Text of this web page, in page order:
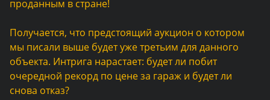
проданным в стране!
Получается, что предстоящий аукцион о котором
мы писали выше будет уже третьим для данного
объекта. Интрига нарастает: будет ли побит
очередной рекорд по цене за гараж и будет ли
снова отказ?